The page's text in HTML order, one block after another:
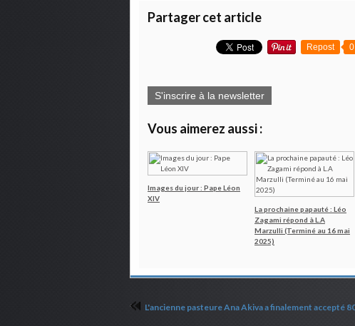
Partager cet article
Repost 0
S'inscrire à la newsletter
Vous aimerez aussi :
Images du jour : Pape Léon
XIV
La prochaine papauté : Léo
Zagami répond à L.A
Marzulli (Terminé au 16 mai
2025)